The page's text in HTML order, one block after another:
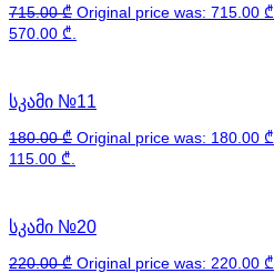
715.00₾ Original price was: 715.00 ₾.
570.00 ₾.
სკამი №11
180.00₾ Original price was: 180.00 ₾.
115.00 ₾.
სკამი №20
220.00₾ Original price was: 220.00 ₾.